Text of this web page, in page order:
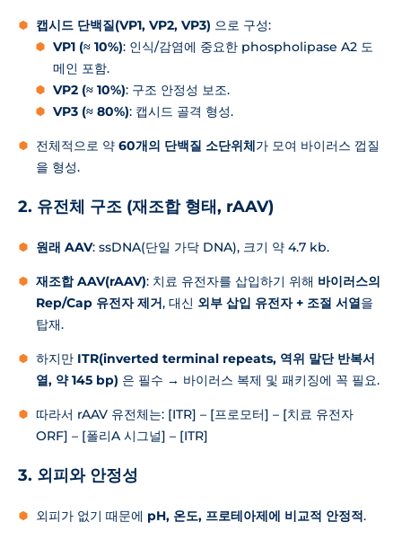
캡시드 단백질(VP1, VP2, VP3) 으로 구성:
VP1 (≈ 10%): 인식/감염에 중요한 phospholipase A2 도
메인 포함.
VP2 (≈ 10%): 구조 안정성 보조.
VP3 (≈ 80%): 캡시드 골격 형성.
전체적으로 약 60개의 단백질 소단위체가 모여 바이러스 껍질
을 형성.
2. 유전체 구조 (재조합 형태, rAAV)
원래 AAV: ssDNA(단일 가닥 DNA), 크기 약 4.7 kb.
재조합 AAV(rAAV): 치료 유전자를 삽입하기 위해 바이러스의
Rep/Cap 유전자 제거, 대신 외부 삽입 유전자 + 조절 서열을
탑재.
하지만 ITR(inverted terminal repeats, 역위 말단 반복서
열, 약 145 bp) 은 필수 → 바이러스 복제 및 패키징에 꼭 필요.
따라서 rAAV 유전체는: [ITR] – [프로모터] – [치료 유전자
ORF] – [폴리A 시그널] – [ITR]
3. 외피와 안정성
외피가 없기 때문에 pH, 온도, 프로테아제에 비교적 안정적.